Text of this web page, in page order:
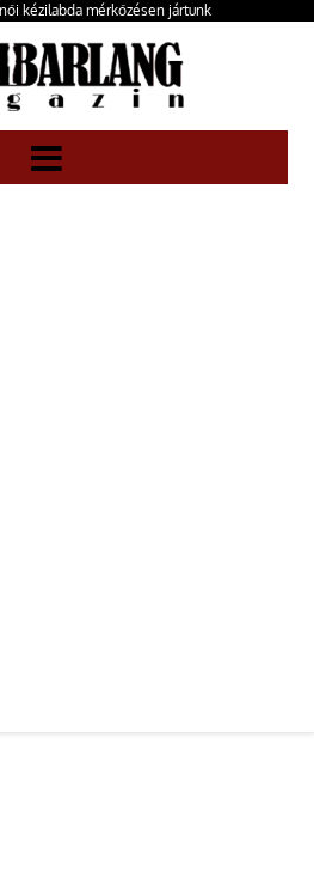
kézilabda mérkőzésen jártunk